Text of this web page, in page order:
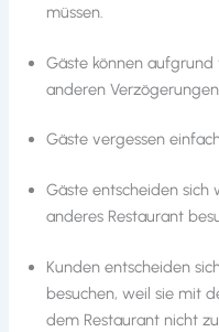
müssen.
Gäste können
anderen
Gäste vergessen
Gäste entscheiden sich
anderes Restaurant
Kunden entscheiden
besuchen, weil sie mit
dem Restaurant nicht